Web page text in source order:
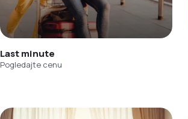
Last minute
Pogledajte cenu